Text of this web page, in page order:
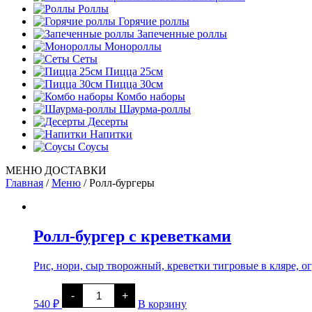
Роллы
Горячие роллы
Запеченные роллы
Монороллы
Сеты
Пицца 25см
Пицца 30см
Комбо наборы
Шаурма-роллы
Десерты
Напитки
Соусы
МЕНЮ ДОСТАВКИ
Главная /Меню /Ролл-бургеры
Ролл-бургер с креветками
Рис, нори, сыр творожный, креветки тигровые в кляре,
540 ₽
-
Количество
товара
+
В корзину